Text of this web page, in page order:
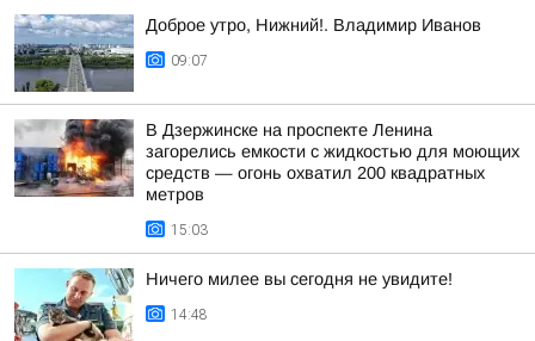
Доброе утро, Нижний!. Владимир Иванов
09:07
В Дзержинске на проспекте Ленина
загорелись емкости с жидкостью для моющих
средств — огонь охватил 200 квадратных
метров
15:03
Ничего милее вы сегодня не увидите!
14:48